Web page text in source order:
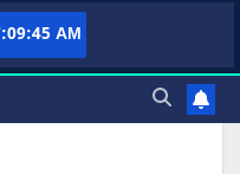
AM
Knowledge & Spiritual